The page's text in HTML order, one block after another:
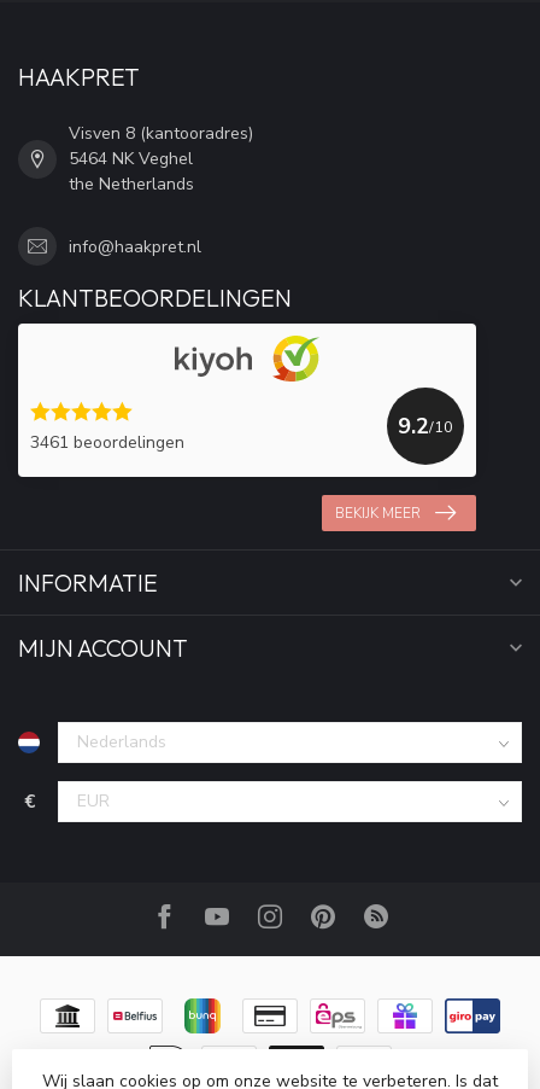
HAAKPRET
Visven 8 (kantooradres)
5464 NK Veghel
the Netherlands
info@haakpret.nl
KLANTBEOORDELINGEN
3461 beoordelingen
9.2/10
BEKIJK MEER
INFORMATIE
MIJN ACCOUNT
€
Wij slaan cookies op om onze website te verbeteren. Is dat